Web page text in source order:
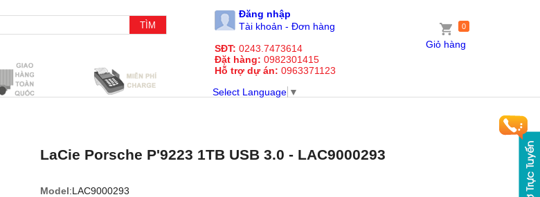
0
Giỏ hàng
Đăng nhập
Tài khoản - Đơn hàng
SĐT: 0243.7473614
Đặt hàng: 0982301415
Hỗ trợ dự án: 0963371123
Select Language ▼
LaCie Porsche P'9223 1TB USB 3.0 - LAC9000293
Model:LAC9000293